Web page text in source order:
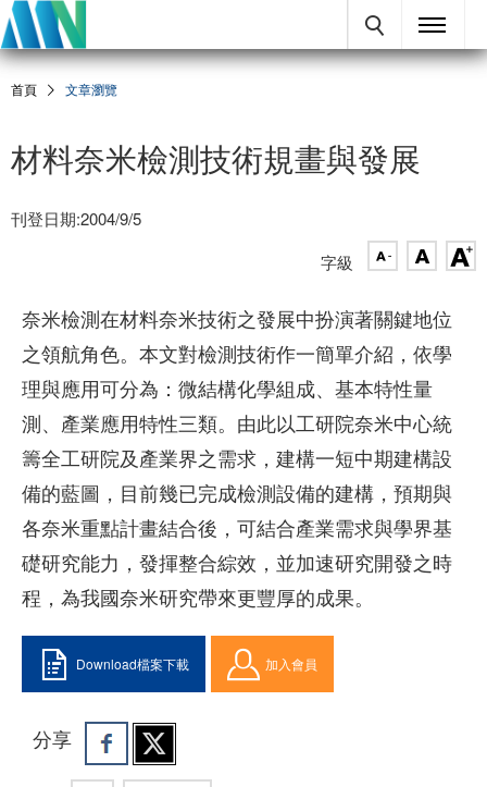
首頁 文章瀏覽
材料奈米檢測技術規畫與發展
刊登日期:2004/9/5
字級
奈米檢測在材料奈米技術之發展中扮演著關鍵地位
之領航角色。本文對檢測技術作一簡單介紹，依學
理與應用可分為：微結構化學組成、基本特性量
測、產業應用特性三類。由此以工研院奈米中心統
籌全工研院及產業界之需求，建構一短中期建構設
備的藍圖，目前幾已完成檢測設備的建構，預期與
各奈米重點計畫結合後，可結合產業需求與學界基
礎研究能力，發揮整合綜效，並加速研究開發之時
程，為我國奈米研究帶來更豐厚的成果。
Download檔案下載 加入會員
分享